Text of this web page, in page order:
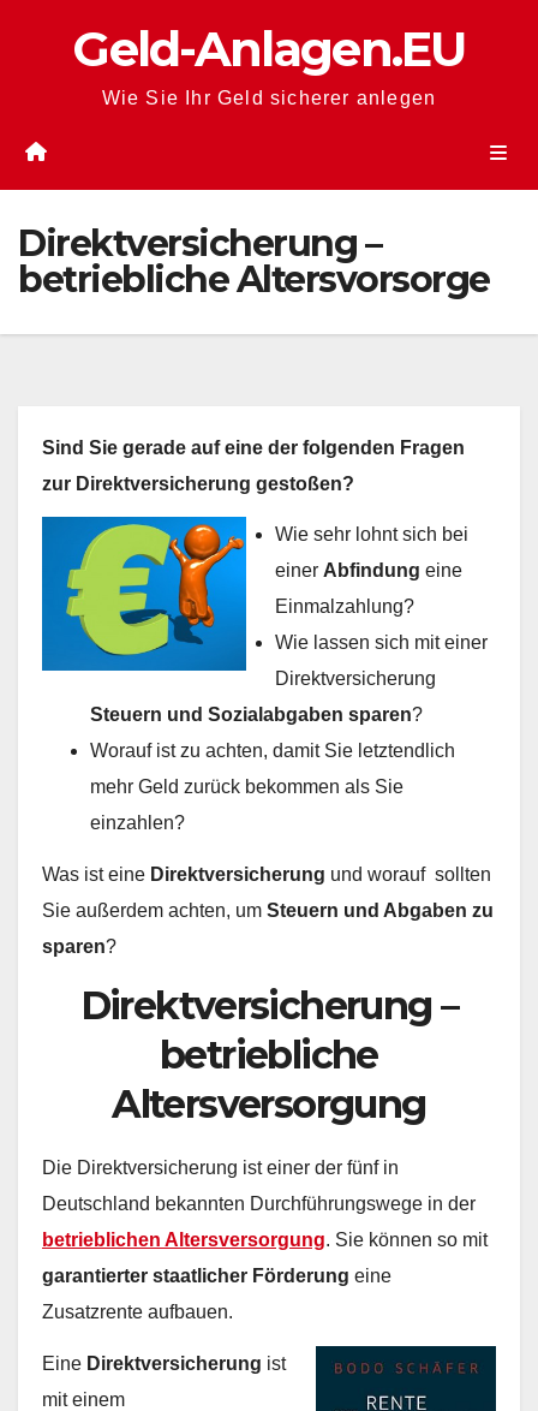
Geld-Anlagen.EU
Wie Sie Ihr Geld sicherer anlegen
Direktversicherung –
betriebliche Altersvorsorge
Sind Sie gerade auf eine der folgenden Fragen
zur Direktversicherung gestoßen?
Wie sehr lohnt sich bei
einer Abfindung eine
Einmalzahlung?
Wie lassen sich mit einer
Direktversicherung
Steuern und Sozialabgaben sparen?
Worauf ist zu achten, damit Sie letztendlich
mehr Geld zurück bekommen als Sie
einzahlen?
Was ist eine Direktversicherung und worauf sollten
Sie außerdem achten, um Steuern und Abgaben zu
sparen?
Direktversicherung –
betriebliche
Altersversorgung
Die Direktversicherung ist einer der fünf in
Deutschland bekannten Durchführungswege in der
betrieblichen Altersversorgung. Sie können so mit
garantierter staatlicher Förderung eine
Zusatzrente aufbauen.
Eine Direktversicherung ist
mit einem